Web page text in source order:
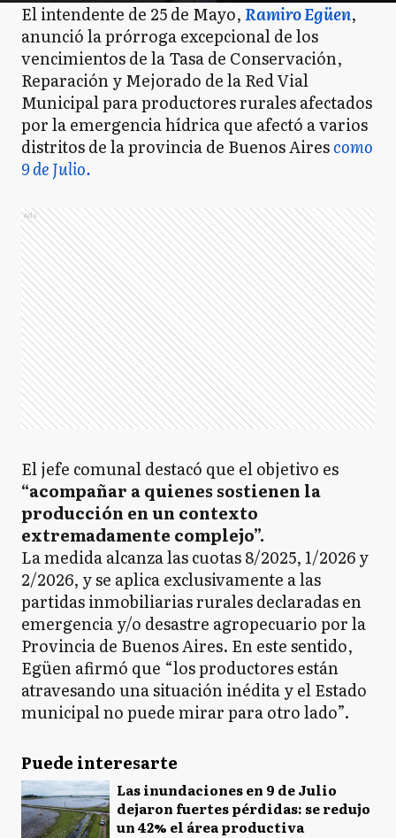
El intendente de 25 de Mayo,Ramiro Egüen,
anunció la prórroga excepcional de los
vencimientos de la Tasa de Conservación,
Reparación y Mejorado de la Red Vial
Municipal para productores rurales afectados
por la emergencia hídrica que afectó a varios
distritos de la provincia de Buenos Airescomo
9 de Julio.
Ads
El jefe comunal destacó que el objetivo es
“acompañar a quienes sostienen la
producción en un contexto
extremadamente complejo”.
La medida alcanza las cuotas 8/2025, 1/2026 y
2/2026, y se aplica exclusivamente a las
partidas inmobiliarias rurales declaradas en
emergencia y/o desastre agropecuario por la
Provincia de Buenos Aires. En este sentido,
Egüen afirmó que “los productores están
atravesando una situación inédita y el Estado
municipal no puede mirar para otro lado”.
Puede interesarte
Las inundaciones en 9 de Julio
dejaron fuertes pérdidas: se redujo
un 42% el área productiva